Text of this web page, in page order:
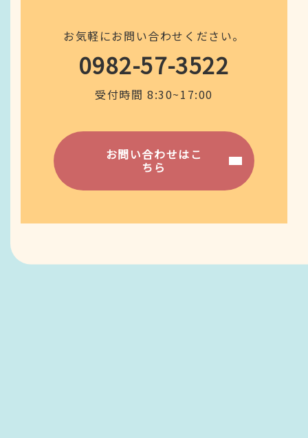
お気軽にお問い合わせください。
0982-57-3522
受付時間 8:30~17:00
お問い合わせはこ
ちら